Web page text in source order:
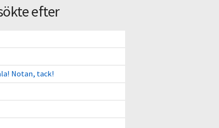
efter
Notan, tack!